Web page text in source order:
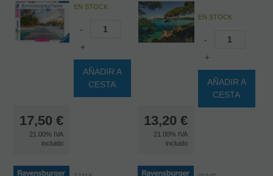
17,50 €
21.00% IVA
incluido
EN STOCK
-
+
AÑADIR A
CESTA
13,20 €
21.00% IVA
incluido
EN STOCK
-
+
AÑADIR A
CESTA